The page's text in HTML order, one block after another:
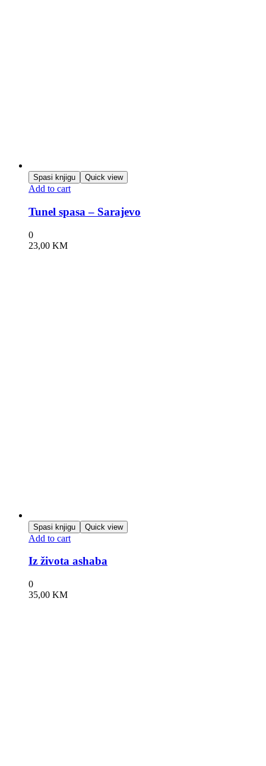
Spasi knjigu Quick view
Add to cart
Tunel spasa – Sarajevo
0
23,00 KM
Spasi knjigu Quick view
Add to cart
Iz života ashaba
0
35,00 KM